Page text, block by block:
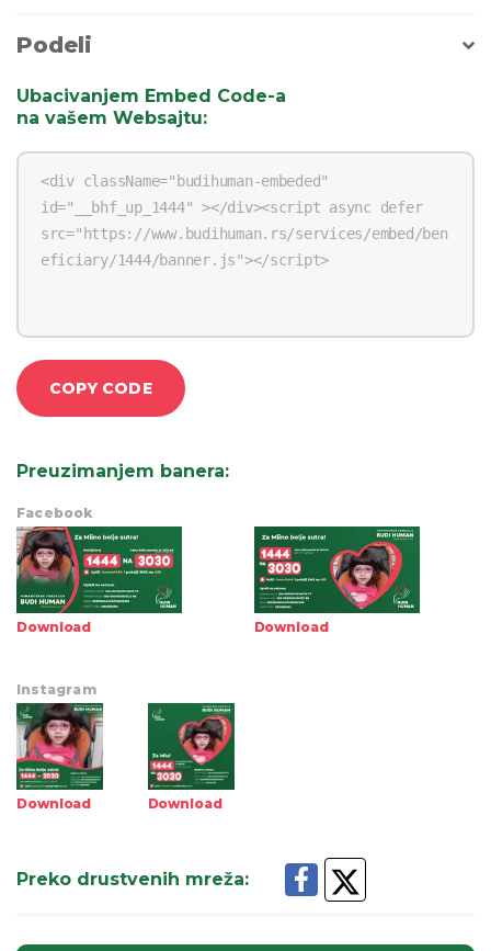
Podeli
Ubacivanjem Embed Code-a
na vašem Websajtu:
COPY CODE
Preuzimanjem banera:
Facebook
Download Download
Instagram
Download Download
Preko drustvenih mreža: